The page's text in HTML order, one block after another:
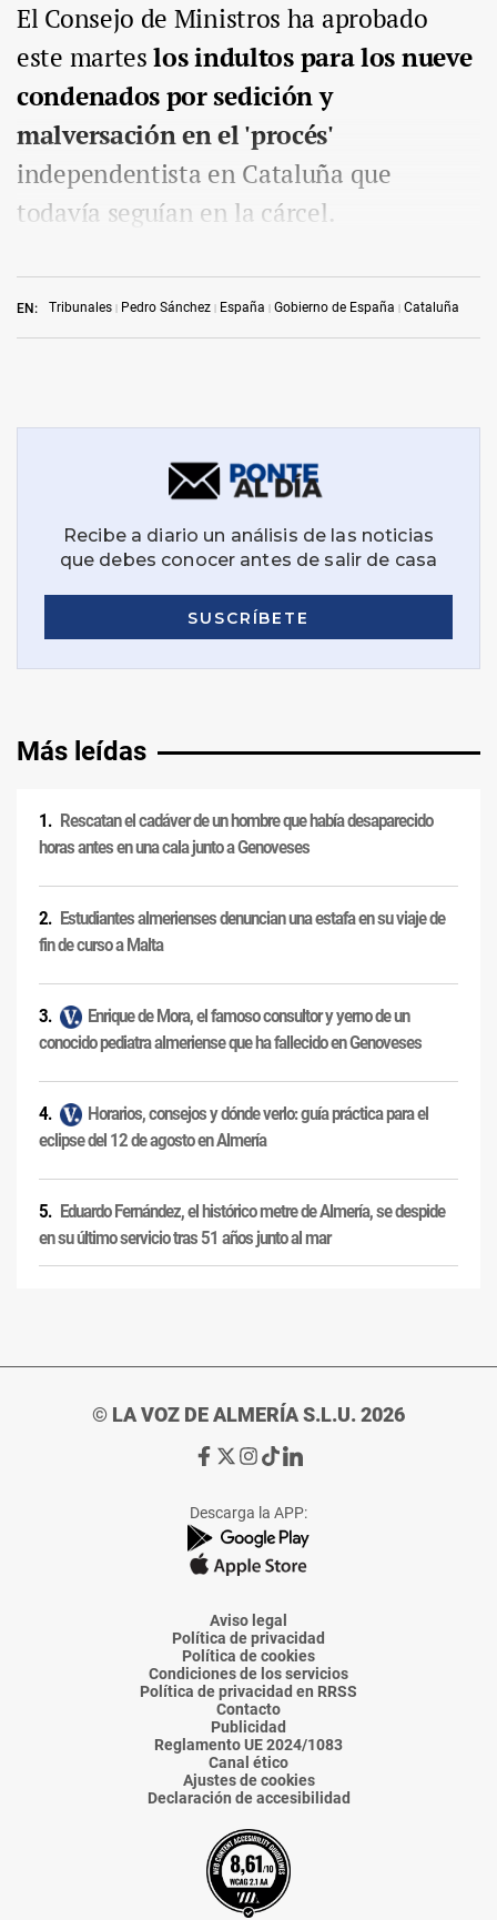
EN: Tribunales Pedro Sánchez España Gobierno de España Cataluña
El Consejo de Ministros ha aprobado
este marteslos indultos para los nueve
condenados por sedición y
malversación en el 'procés'
independentista en Cataluña que
todavía seguían en la cárcel.
Más leídas
Rescatan el cadáver de un hombre que había desaparecido
horas antes en una cala junto a Genoveses
Estudiantes almerienses denuncian una estafa en su viaje de
fin de curso a Malta
Enrique de Mora, el famoso consultor y yerno de un
conocido pediatra almeriense que ha fallecido en Genoveses
Horarios, consejos y dónde verlo: guía práctica para el
eclipse del 12 de agosto en Almería
Eduardo Fernández, el histórico metre de Almería, se despide
en su último servicio tras 51 años junto al mar
© LA VOZ DE ALMERÍA S.L.U. 2026
Ir
de
La
Voz
Almería
Ir
de
La
Voz
Almería
Ir
de
La
Voz
Almería
Ir
de
La
Voz
Almería
Ir
de
La
Voz
Descarga la APP:
Aviso legal
Política de privacidad
Política de cookies
Condiciones de los servicios
Política de privacidad en RRSS
Contacto
Publicidad
Reglamento UE 2024/1083
Canal ético
Ajustes de cookies
Declaración de accesibilidad